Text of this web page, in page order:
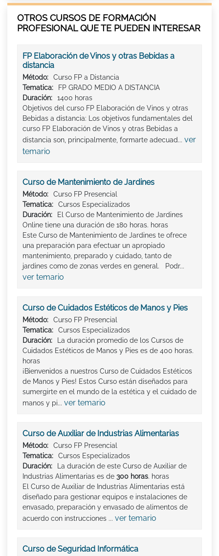
OTROS CURSOS DE FORMACIÓN
PROFESIONAL QUE TE PUEDEN INTERESAR
FP Elaboración de Vinos y otras Bebidas a
distancia
Método:
Curso FP a Distancia
Tematica:
FP GRADO MEDIO A DISTANCIA
Duración:
1400 horas
Objetivos del curso FP Elaboración de Vinos y otras
Bebidas a distancia: Los objetivos fundamentales del
curso FP Elaboración de Vinos y otras Bebidas a
distancia son, principalmente, formarte adecuad... ver
temario
Curso de Mantenimiento de Jardines
Método:
Curso FP Presencial
Tematica:
Cursos Especializados
Duración:
El Curso de Mantenimiento de Jardines
Online tiene una duración de 180 horas. horas
Este Curso de Mantenimiento de Jardines te ofrece
una preparación para efectuar un apropiado
mantenimiento, preparado y cuidado, tanto de
jardines como de zonas verdes en general. Podr...
ver temario
Curso de Cuidados Estéticos de Manos y Pies
Método:
Curso FP Presencial
Tematica:
Cursos Especializados
Duración:
La duración promedio de los Cursos de
Cuidados Estéticos de Manos y Pies es de 400 horas.
horas
¡Bienvenidos a nuestros Curso de Cuidados Estéticos
de Manos y Pies! Estos Curso están diseñados para
sumergirte en el mundo de la estética y el cuidado de
manos y pi... ver temario
Curso de Auxiliar de Industrias Alimentarias
Método:
Curso FP Presencial
Tematica:
Cursos Especializados
Duración:
La duración de este Curso de Auxiliar de
Industrias Alimentarias es de 300 horas. horas
El Curso de Auxiliar de Industrias Alimentarias está
diseñado para gestionar equipos e instalaciones de
envasado, preparación y envasado de alimentos de
acuerdo con instrucciones ... ver temario
Curso de Seguridad Informática